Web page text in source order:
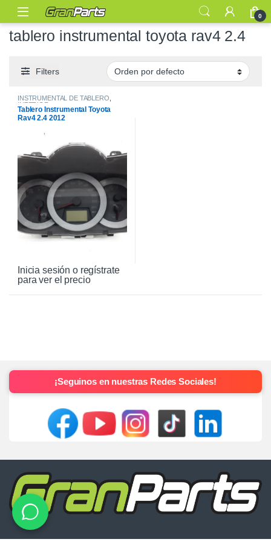
0
tablero instrumental toyota rav4 2.4
Filters
INSTRUMENTAL DE TABLERO
INTERIOR
Tablero Instrumental Toyota
Rav4 2.4 2012
Inicia sesión o regístrate
para ver el precio
¡Seguinos en nuestras Redes Sociales!